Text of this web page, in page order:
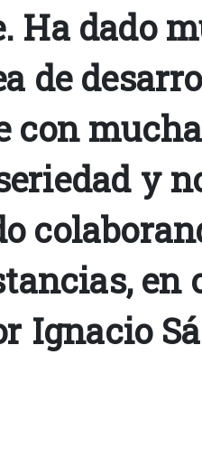
Ha dado
de
con
y
en
Ignacio